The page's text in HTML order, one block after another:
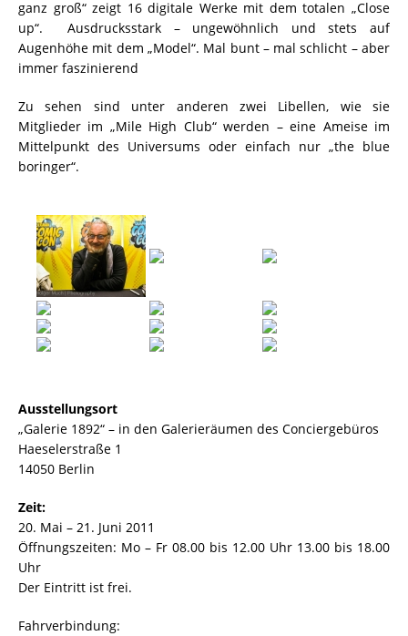
ganz groß“ zeigt 16 digitale Werke mit dem totalen „Close
up“. Ausdrucksstark – ungewöhnlich und stets auf
Augenhöhe mit dem „Model“. Mal bunt – mal schlicht – aber
immer faszinierend
Zu sehen sind unter anderen zwei Libellen, wie sie
Mitglieder im „Mile High Club“ werden – eine Ameise im
Mittelpunkt des Universums oder einfach nur „the blue
boringer“.
Ausstellungsort
„Galerie 1892“ – in den Galerieräumen des Conciergebüros
Haeselerstraße 1
14050 Berlin
Zeit:
20. Mai – 21. Juni 2011
Öffnungszeiten: Mo – Fr 08.00 bis 12.00 Uhr 13.00 bis 18.00
Uhr
Der Eintritt ist frei.
Fahrverbindung: